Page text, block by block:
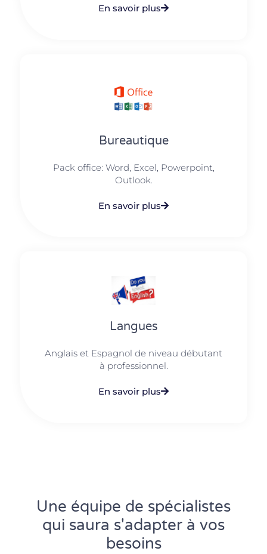
En savoir plus
Bureautique
Pack office: Word, Excel, Powerpoint,
Outlook.​
En savoir plus
Langues
Anglais et Espagnol de niveau débutant
à professionnel.
En savoir plus
Une équipe de spécialistes
qui saura s'adapter à vos
besoins